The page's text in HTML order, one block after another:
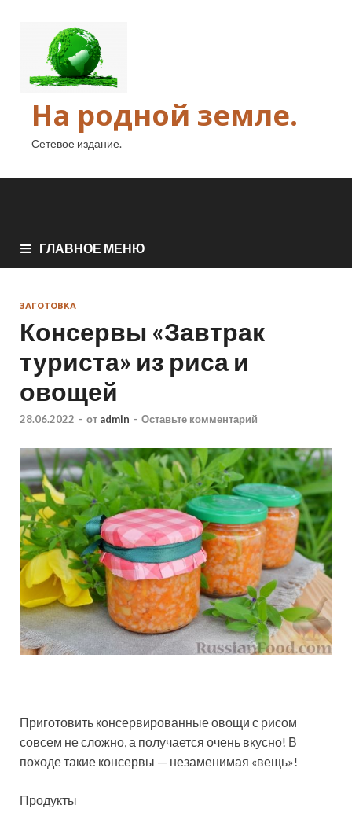
На родной земле.
Сетевое издание.
ГЛАВНОЕ МЕНЮ
ЗАГОТОВКА
Консервы «Завтрак
туриста» из риса и
овощей
28.06.2022 - от admin - Оставьте комментарий
Приготовить консервированные овощи с рисом
совсем не сложно, а получается очень вкусно! В
походе такие консервы — незаменимая «вещь»!
Продукты